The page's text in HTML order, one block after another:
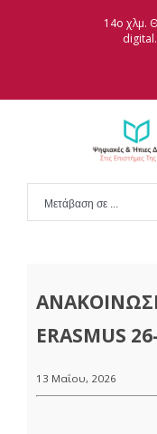
14ο χλμ.
Μετάβαση σε ...
ERASMUS
13 Μαΐου, 2026